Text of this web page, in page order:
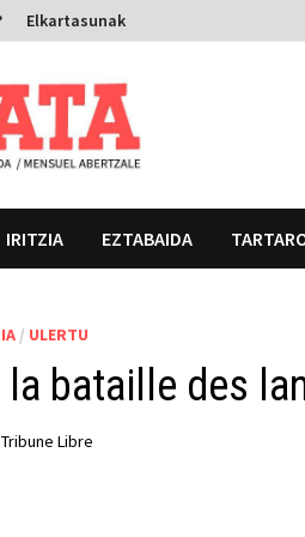
Elkartasunak
IRITZIA EZTABAIDA
/ ULERTU
la bataille des
Tribune Libre